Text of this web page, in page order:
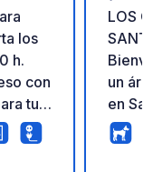
los
h.
con
tu
LOS
un
en
para